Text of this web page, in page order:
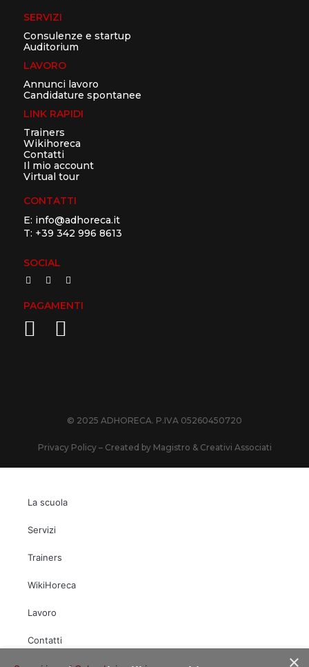
SERVIZI
Consulenze e startup
Auditorium
LAVORO
Annunci lavoro
Candidature spontanee
LINK RAPIDI
Trainers
Wikihoreca
Contatti
Il mio account
Virtual tour
CONTATTI
E: info@adhoreca.it
T: +39 342 996 8613
SOCIAL
PAGAMENTI
© 2025 ADHORECA. P.IVA 05260450720
Privacy Policy– Created by Magistro & Creativi Associati
La scuola
Servizi
Trainers
WikiHoreca
Lavoro
Contatti
×